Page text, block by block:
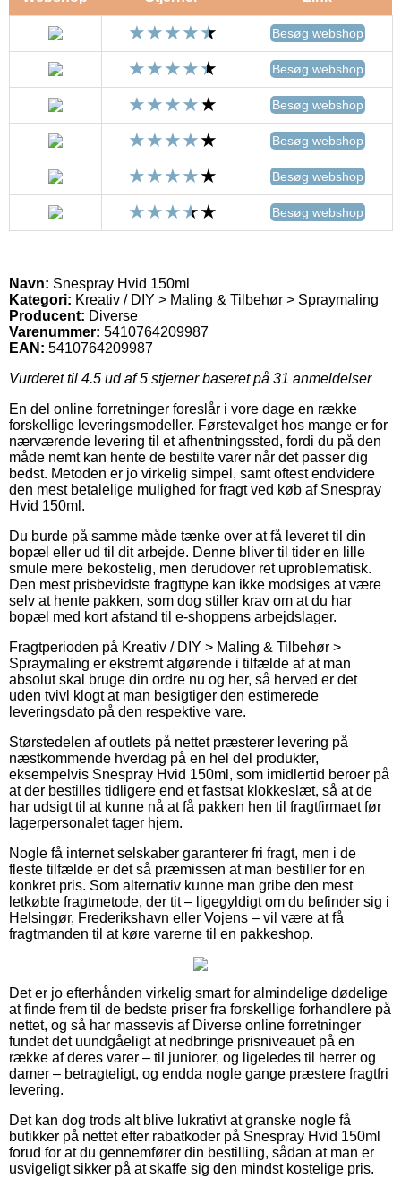
Besøg webshop
Besøg webshop
Besøg webshop
Besøg webshop
Besøg webshop
Besøg webshop
Navn: Snespray Hvid 150ml
Kategori: Kreativ / DIY > Maling & Tilbehør > Spraymaling
Producent: Diverse
Varenummer: 5410764209987
EAN: 5410764209987
Vurderet til 4.5 ud af 5 stjerner baseret på 31 anmeldelser
En del online forretninger foreslår i vore dage en række
forskellige leveringsmodeller. Førstevalget hos mange er for
nærværende levering til et afhentningssted, fordi du på den
måde nemt kan hente de bestilte varer når det passer dig
bedst. Metoden er jo virkelig simpel, samt oftest endvidere
den mest betalelige mulighed for fragt ved køb af Snespray
Hvid 150ml.
Du burde på samme måde tænke over at få leveret til din
bopæl eller ud til dit arbejde. Denne bliver til tider en lille
smule mere bekostelig, men derudover ret uproblematisk.
Den mest prisbevidste fragttype kan ikke modsiges at være
selv at hente pakken, som dog stiller krav om at du har
bopæl med kort afstand til e-shoppens arbejdslager.
Fragtperioden på Kreativ / DIY > Maling & Tilbehør >
Spraymaling er ekstremt afgørende i tilfælde af at man
absolut skal bruge din ordre nu og her, så herved er det
uden tvivl klogt at man besigtiger den estimerede
leveringsdato på den respektive vare.
Størstedelen af outlets på nettet præsterer levering på
næstkommende hverdag på en hel del produkter,
eksempelvis Snespray Hvid 150ml, som imidlertid beroer på
at der bestilles tidligere end et fastsat klokkeslæt, så at de
har udsigt til at kunne nå at få pakken hen til fragtfirmaet før
lagerpersonalet tager hjem.
Nogle få internet selskaber garanterer fri fragt, men i de
fleste tilfælde er det så præmissen at man bestiller for en
konkret pris. Som alternativ kunne man gribe den mest
letkøbte fragtmetode, der tit – ligegyldigt om du befinder sig i
Helsingør, Frederikshavn eller Vojens – vil være at få
fragtmanden til at køre varerne til en pakkeshop.
Det er jo efterhånden virkelig smart for almindelige dødelige
at finde frem til de bedste priser fra forskellige forhandlere på
nettet, og så har massevis af Diverse online forretninger
fundet det uundgåeligt at nedbringe prisniveauet på en
række af deres varer – til juniorer, og ligeledes til herrer og
damer – betragteligt, og endda nogle gange præstere fragtfri
levering.
Det kan dog trods alt blive lukrativt at granske nogle få
butikker på nettet efter rabatkoder på Snespray Hvid 150ml
forud for at du gennemfører din bestilling, sådan at man er
usvigeligt sikker på at skaffe sig den mindst kostelige pris.